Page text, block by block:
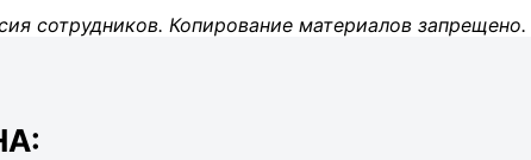
сотрудников. Копирование материалов запрещено.